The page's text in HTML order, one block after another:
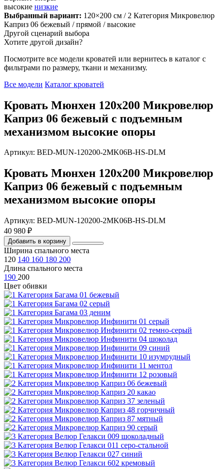
высокие низкие
Выбранный вариант: 120×200 см / 2 Категория Микровелюр
Каприз 06 бежевый / прямой / высокие
Другой сценарий выбора
Хотите другой дизайн?
Посмотрите все модели кроватей или вернитесь в каталог с
фильтрами по размеру, ткани и механизму.
Все модели Каталог кроватей
Кровать Мюнхен 120х200 Микровелюр
Каприз 06 бежевый с подъемным
механизмом высокие опоры
Артикул: BED-MUN-120200-2MK06B-HS-DLM
Кровать Мюнхен 120х200 Микровелюр
Каприз 06 бежевый с подъемным
механизмом высокие опоры
Артикул: BED-MUN-120200-2MK06B-HS-DLM
40 980 ₽
Добавить в корзину
Ширина спального места
120 140 160 180 200
Длина спального места
190 200
Цвет обивки